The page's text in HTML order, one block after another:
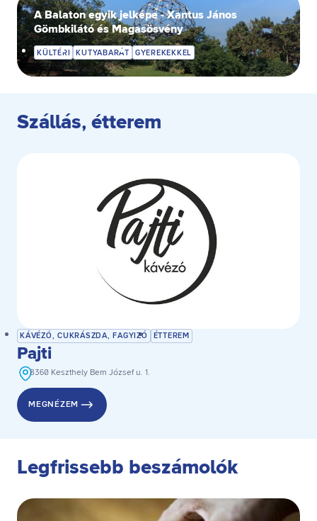
A Balaton egyik jelképe - Xantus János
Gömbkilátó és Magasösvény
KÜLTÉRI KUTYABARÁT GYEREKEKKEL
Szállás, étterem
KÁVÉZÓ, CUKRÁSZDA, FAGYIZÓ ÉTTEREM
Pajti
8360 Keszthely Bem József u. 1.
MEGNÉZEM
Legfrissebb beszámolók